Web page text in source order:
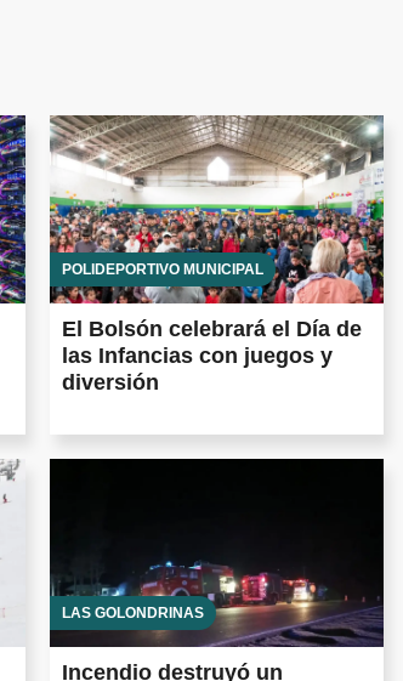
POLIDEPORTIVO MUNICIPAL
El Bolsón celebrará el Día de
las Infancias con juegos y
diversión
LAS GOLONDRINAS
Incendio destruyó un